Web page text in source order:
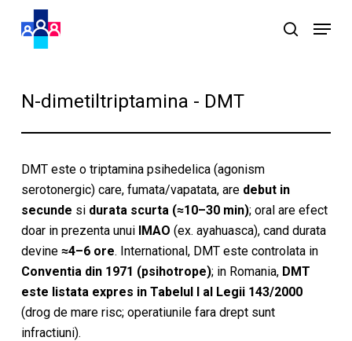
search
Menu
N-dimetiltriptamina - DMT
DMT este o triptamina psihedelica (agonism
serotonergic) care, fumata/vapatata, are debut in
secunde si durata scurta (≈10–30 min); oral are efect
doar in prezenta unui IMAO (ex. ayahuasca), cand durata
devine ≈4–6 ore. International, DMT este controlata in
Conventia din 1971 (psihotrope); in Romania, DMT
este listata expres in Tabelul I al Legii 143/2000
(drog de mare risc; operatiunile fara drept sunt
infractiuni).